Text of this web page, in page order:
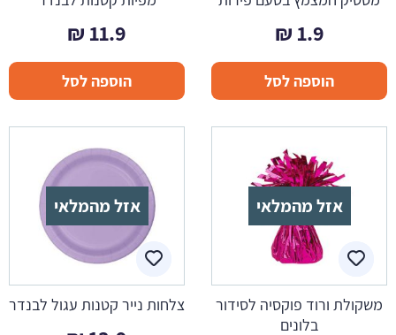
1.9
₪
הוספה לסל
11.9
₪
הוספה לסל
אזל מהמלאי
משקולת ורוד פוקסיה לסידור
בלונים
אזל מהמלאי
צלחות נייר קטנות עגול לבנדר